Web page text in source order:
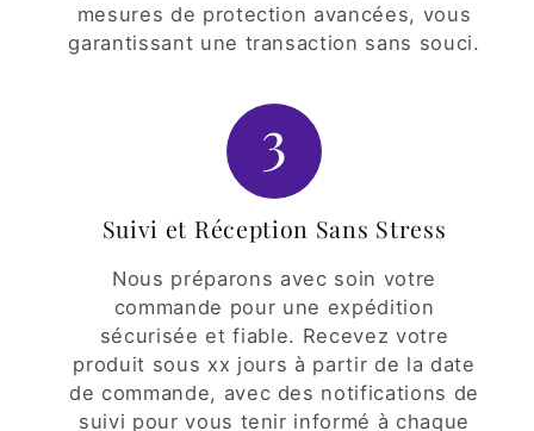
mesures de protection avancées, vous
garantissant une transaction sans souci.
3
Suivi et Réception Sans Stress
Nous préparons avec soin votre
commande pour une expédition
sécurisée et fiable. Recevez votre
produit sous xx jours à partir de la date
de commande, avec des notifications de
suivi pour vous tenir informé à chaque